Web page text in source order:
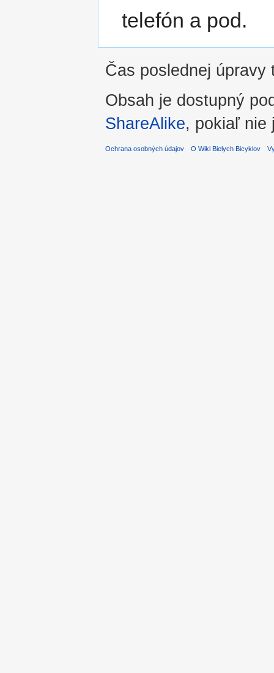
telefón a pod.
Čas poslednej
Obsah je dostupný
ShareAlike, pokiaľ nie
Ochrana osobných údajov O Wiki Bielych Bicyklov